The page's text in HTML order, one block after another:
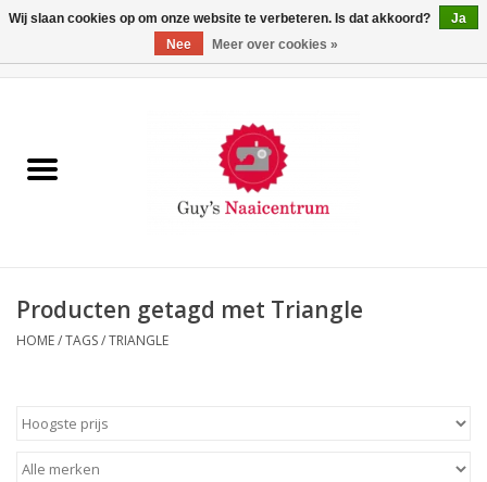
Machines
Paspoppen
Opbergsystemen
Producten getagd met Triangle
HOME/TAGS/TRIANGLE
Wij slaan cookies op om onze website te verbeteren. Is dat akkoord?
Ja
Nee
Meer over cookies »